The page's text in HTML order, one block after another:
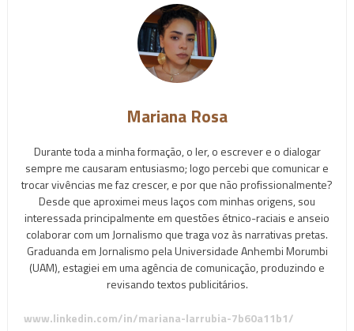
Mariana Rosa
Durante toda a minha formação, o ler, o escrever e o dialogar
sempre me causaram entusiasmo; logo percebi que comunicar e
trocar vivências me faz crescer, e por que não profissionalmente?
Desde que aproximei meus laços com minhas origens, sou
interessada principalmente em questões étnico-raciais e anseio
colaborar com um Jornalismo que traga voz às narrativas pretas.
Graduanda em Jornalismo pela Universidade Anhembi Morumbi
(UAM), estagiei em uma agência de comunicação, produzindo e
revisando textos publicitários.
www.linkedin.com/in/mariana-larrubia-7b60a11b1/